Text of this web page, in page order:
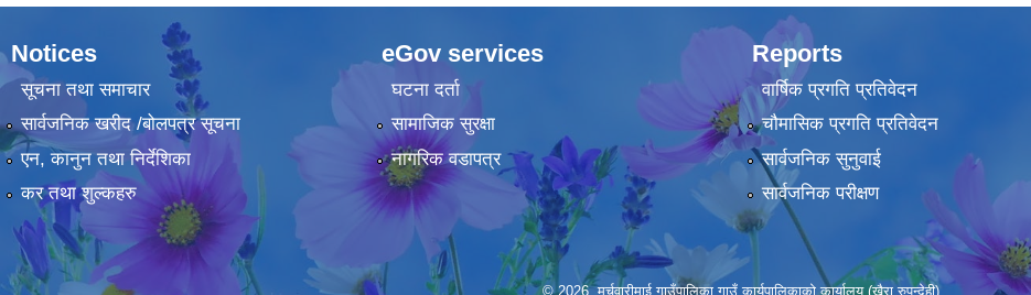
Notices
सूचना तथा समाचार
सार्वजनिक खरीद /बोलपत्र सूचना
एन, कानुन तथा निर्देशिका
कर तथा शुल्कहरु
eGov services
घटना दर्ता
सामाजिक सुरक्षा
नागरिक वडापत्र
Reports
वार्षिक प्रगति प्रतिवेदन
चौमासिक प्रगति प्रतिवेदन
सार्वजनिक सुनुवाई
सार्वजनिक परीक्षण
© 2026 मर्चवारीमाई गाउँपालिका,गाउँ कार्यपालिकाको कार्यालय (खैरा,रुपन्देही)